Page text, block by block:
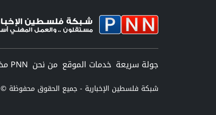
جولة سريعة خدمات الموقع من نحن PNN مختارات
شبكة فلسطين الإخبارية - جميع الحقوق محفوظة © 2026